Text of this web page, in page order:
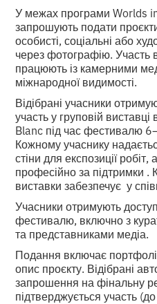
У межах програми Worlds
запрошують подати
особисті, соціальні або
через фотографію. Участь
працюють із камерними
міжнародної видимості.
Відібрані учасники
участь у груповій
Blanc під час фестивалю
Кожному учаснику
стіни для експозиції робіт,
професійно за підтримки
виставки забезпечує у
Учасники отримують
фестивалю, включно з
та представниками медіа.
Подання включає
опис проєкту. Відібрані
запрошення на фінальну
підтверджується участь